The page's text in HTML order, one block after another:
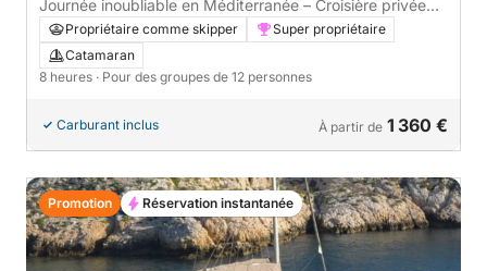
Journée inoubliable en Méditerranée – Croisière privée
de 8hPropriétaire comme skipper
Super propriétaire
Catamaran
8 heures · Pour des groupes de 12 personnes
Carburant inclus À partir de 1 360 €
Promotion Réservation instantanée